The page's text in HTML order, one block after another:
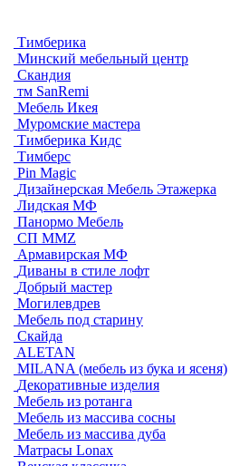
Тимберика
Минский мебельный центр
Скандия
тм SanRemi
Мебель Икея
Муромские мастера
Тимберика Кидс
Тимберс
Pin Magic
Дизайнерская Мебель Этажерка
Лидская МФ
Панормо Мебель
СП ММZ
Армавирская МФ
Диваны в стиле лофт
Добрый мастер
Могилевдрев
Мебель под старину
Скайда
ALETAN
MILANA (мебель из бука и ясеня)
Декоративные изделия
Мебель из ротанга
Мебель из массива сосны
Мебель из массива дуба
Матрасы Lonax